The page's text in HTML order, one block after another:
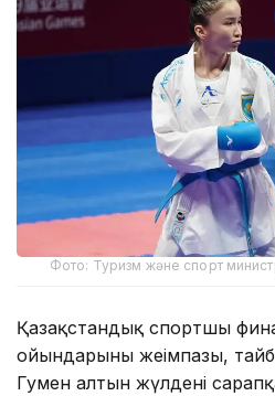
Фото: Туризм және спорт
Қазақстандық спортшы
ойындарының жеңімпазы,
Гумен алтын жүлдені